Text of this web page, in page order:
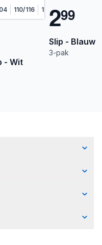
110/116 122/128
- Wit
299
Slip - Blauw
3-pak